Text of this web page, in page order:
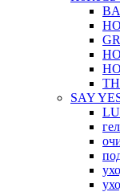
SAY